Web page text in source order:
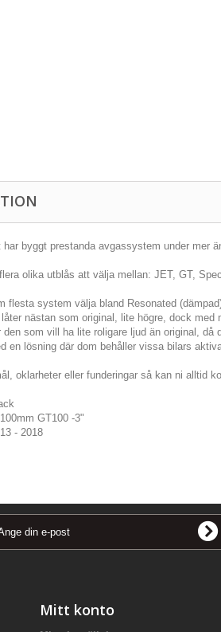
har byggt prestanda avgassystem under
olika utblås att välja mellan: JET, GT,
flesta system välja bland Resonated
nästan som original, lite högre, dock
den som vill ha lite roligare ljud än original,
en lösning där dom behåller vissa bilars
oklarheter eller funderingar så kan ni alltid
GT100 -3"
- 2018
Mitt konto